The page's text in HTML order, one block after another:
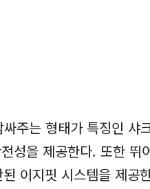
주는 형태가 특징인
성을 제공한다. 또한
된 이지핏 시스템을 제공